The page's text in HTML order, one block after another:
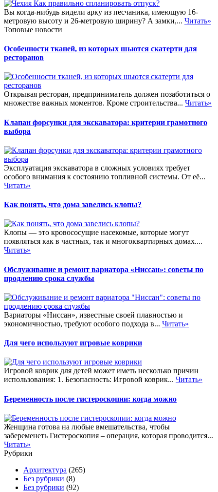
Вы когда-нибудь видели арку из песчаника, имеющую 16-
метровую высоту и 26-метровую ширину? А замки,... Читать»
Топовые новости
Особенности тканей, из которых шьются скатерти для
ресторанов
Открывая ресторан, предприниматель должен позаботиться о
множестве важных моментов. Кроме строительства... Читать»
Клапан форсунки для экскаватора: критерии грамотного
выбора
Эксплуатация экскаватора в сложных условиях требует
особого внимания к состоянию топливной системы. От её...
Читать»
Как понять, что дома завелись клопы?
Клопы — это кровососущие насекомые, которые могут
появляться как в частных, так и многоквартирных домах....
Читать»
Обслуживание и ремонт вариатора «Ниссан»: советы по
продлению срока службы
Вариаторы «Ниссан», известные своей плавностью и
экономичностью, требуют особого подхода в... Читать»
Для чего используют игровые коврики
Игровой коврик для детей может иметь несколько причин
использования: 1. Безопасность: Игровой коврик... Читать»
Беременность после гистероскопии: когда можно
Женщина готова на любые вмешательства, чтобы
забеременеть Гистероскопия – операция, которая проводится...
Читать»
Рубрики
Архитектура (265)
Без рубрики (8)
Без рубрики (92)